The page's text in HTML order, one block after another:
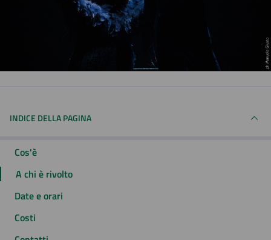
INDICE DELLA PAGINA
Cos'è
A chi è rivolto
Date e orari
Costi